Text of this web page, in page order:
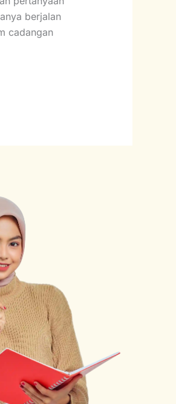
berjalan
cadangan